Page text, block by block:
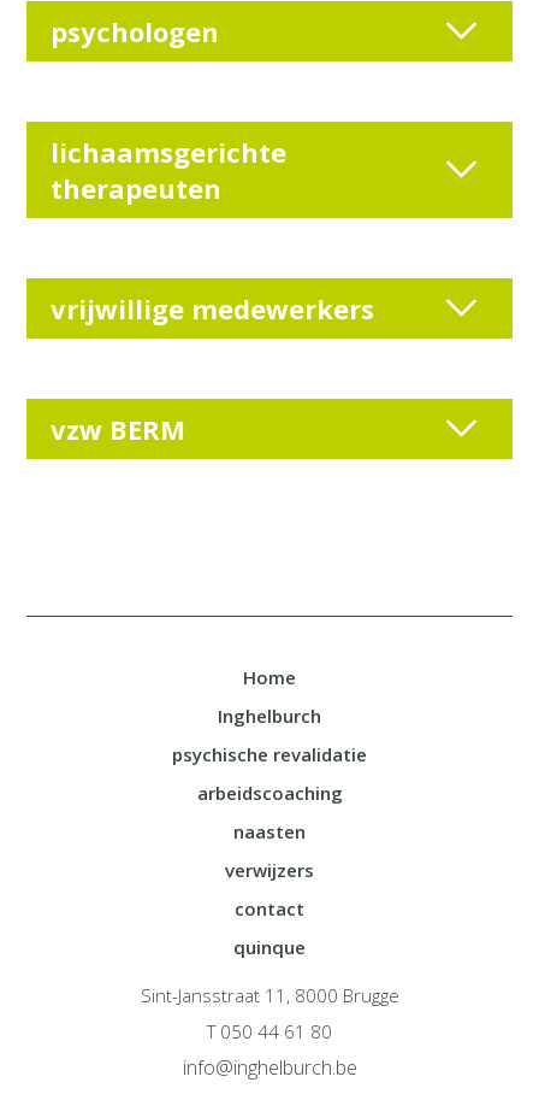
psychologen
lichaamsgerichte
therapeuten
vrijwillige medewerkers
vzw BERM
Home
Inghelburch
psychische revalidatie
arbeidscoaching
naasten
verwijzers
contact
quinque
Sint-Jansstraat 11, 8000 Brugge
T 050 44 61 80
info@inghelburch.be